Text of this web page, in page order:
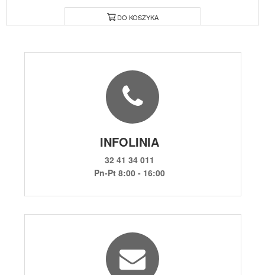
DO KOSZYKA
INFOLINIA
32 41 34 011
Pn-Pt 8:00 - 16:00